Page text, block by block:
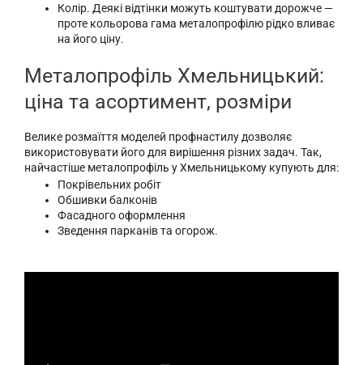
Колір. Деякі відтінки можуть коштувати дорожче —
проте кольорова гама металопрофілю рідко вливає
на його ціну.
Металопрофіль Хмельницький:
ціна та асортимент, розміри
Велике розмаїття моделей профнастилу дозволяє
використовувати його для вирішення різних задач. Так,
найчастіше металопрофіль у Хмельницькому купують для:
Покрівельних робіт
Обшивки балконів
Фасадного оформлення
Зведення парканів та огорож.